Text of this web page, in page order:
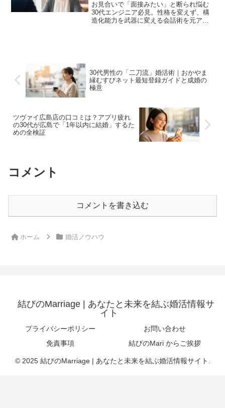
お見合いで「面接みたい」と断られ悩む
30代エンジニア必見。性格を変えず、構
造化能力を武器に変える会話術を元アー
30代男性の「二刀流」婚活術｜おかやま
縁むすびネット最短登録ガイドと成婚の
極意
ツヴァイ広島店の口コミは？アプリ疲れ
の30代が広島で「1年以内に結婚」するた
めの全検証
コメント
コメントを書き込む
ホーム 婚活ノウハウ
結びのMarriage | あなたと未来を結ぶ婚活情報サ
イト
プライバシーポリシー
お問い合わせ
免責事項
結びのMari からご挨拶
© 2025 結びのMarriage | あなたと未来を結ぶ婚活情報サイト.